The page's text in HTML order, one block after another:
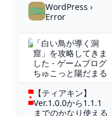
WordPress ›
Error
「白い鳥が導く洞
窟」を攻略してきま
した - ゲームブログ
ちゅこっと陽だまる
【ティアキン】
Ver.1.0.0から1.1.1
までのかなり使える